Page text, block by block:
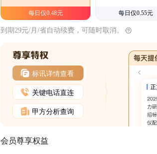
每日仅0.48元 每日仅0.55元
到期29元/月/省自动续费，可随时取消。
标讯详情查看
关键电话直连
甲方分析查询
会员尊享权益